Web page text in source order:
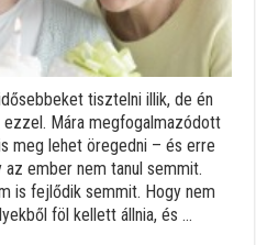
tisztelni illik, de én
Mára megfogalmazódott
meg lehet öregedni – és erre
ember nem tanul semmit.
is fejlődik semmit. Hogy nem
föl kellett állnia, és ...